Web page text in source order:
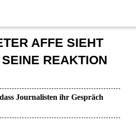
AFFE SIEHT
REAKTION
Journalisten ihr Gespräch